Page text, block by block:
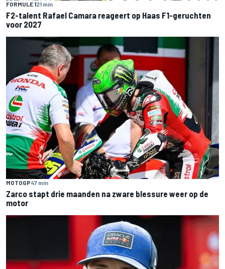
FORMULE 121 min
F2-talent Rafael Camara reageert op Haas F1-geruchten
voor 2027
MOTOGP47 min
Zarco stapt drie maanden na zware blessure weer op de
motor